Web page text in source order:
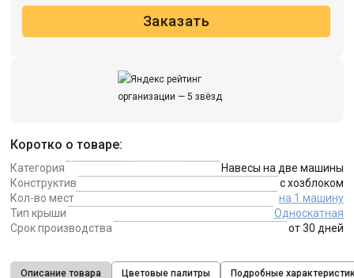
Коротко о товаре:
Категория
Навесы на две машины
Конструктив
с хозблоком
Кол-во мест
на 1 машину
Тип крыши
Односкатная
Срок производства
от 30 дней
Заказать
Описание товара Цветовые палитры Подробные